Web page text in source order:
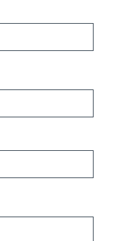
ist nicht
Boden ist